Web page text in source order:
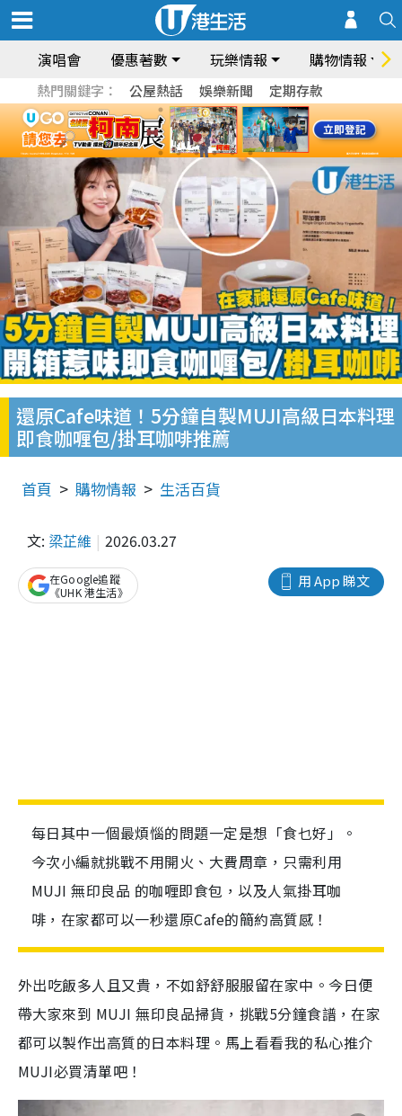
演唱會 優惠著數 玩樂情報 購物情報
熱門關鍵字： 公屋熱話 娛樂新聞 定期存款
還原Cafe味道！5分鐘自製MUJI高級日本料理
即食咖喱包/掛耳咖啡推薦
首頁 購物情報 生活百貨
文: 梁芷維 2026.03.27
用 App 睇文
在Google追蹤
《UHK 港生活》
每日其中一個最煩惱的問題一定是想「食乜好」。
今次小編就挑戰不用開火、大費周章，只需利用
MUJI 無印良品 的咖喱即食包，以及人氣掛耳咖
啡，在家都可以一秒還原Cafe的簡約高質感！
外出吃飯多人且又貴，不如舒舒服服留在家中。今日便
帶大家來到 MUJI 無印良品掃貨，挑戰5分鐘食譜，在家
都可以製作出高質的日本料理。馬上看看我的私心推介
MUJI必買清單吧！